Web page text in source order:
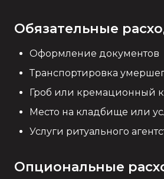
Обязательные
Оформление документов
Транспортировка
Гроб или кремационный
Место на кладбище или
Услуги ритуального
Опциональные